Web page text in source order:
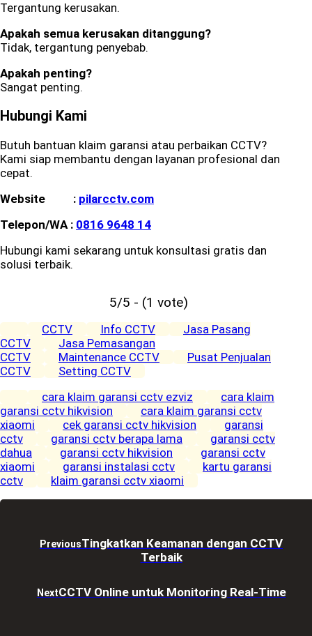
Tergantung kerusakan.
Apakah semua kerusakan ditanggung?
Tidak, tergantung penyebab.
Apakah penting?
Sangat penting.
Hubungi Kami
Butuh bantuan klaim garansi atau perbaikan CCTV?
Kami siap membantu dengan layanan profesional dan
cepat.
Website : pilarcctv.com
Telepon/WA : 0816 9648 14
Hubungi kami sekarang untuk konsultasi gratis dan
solusi terbaik.
5/5 - (1 vote)
CCTV Info CCTV
Jasa Pasang
CCTV
Jasa Pemasangan
CCTV
Maintenance CCTV
Pusat Penjualan
CCTV
Setting CCTV
cara klaim garansi cctv ezviz
cara klaim
garansi cctv hikvision
cara klaim garansi cctv
xiaomi
cek garansi cctv hikvision
garansi
cctv
garansi cctv berapa lama
garansi cctv
dahua
garansi cctv hikvision
garansi cctv
xiaomi
garansi instalasi cctv
kartu garansi
cctv
klaim garansi cctv xiaomi
PreviousTingkatkan Keamanan dengan CCTV
Terbaik
NextCCTV Online untuk Monitoring Real-Time